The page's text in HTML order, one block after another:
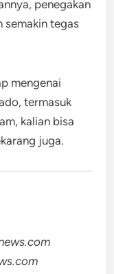
penegakan
semakin tegas
mengenai
termasuk
kalian bisa
juga.